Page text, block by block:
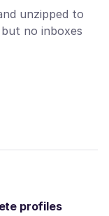
unzipped to
no inboxes
profiles